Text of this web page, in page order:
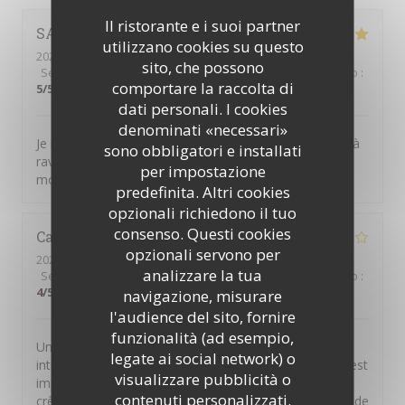
Il ristorante e i suoi partner
utilizzano cookies su questo
sito, che possono
comportare la raccolta di
dati personali. I cookies
denominati «necessari»
sono obbligatori e installati
per impostazione
predefinita. Altri cookies
opzionali richiedono il tuo
consenso. Questi cookies
opzionali servono per
analizzare la tua
navigazione, misurare
l'audience del sito, fornire
funzionalità (ad esempio,
legate ai social network) o
visualizzare pubblicità o
contenuti personalizzati.
SANDRINE M
2025-12-28
- 11:30 - Ospiti 3
Servizio
Atmosfera :5/5 Cucina:5/5 Qualità / Prezzo :
5/5
Je me suis régalée !!!! C'était super bon, frais, un choix à
ravir toutes les papilles. Merci beaucoup pour ce
moment de plaisir
Catherine D
2025-12-14
- 12:30 - Ospiti 4
Servizio
Atmosfera:4/5 Cucina:4/5 Qualità / Prezzo :
4/5
Un point crucial à améliorer : quand on réserve via
internet et qu'on a besoin de joindre par téléphone, c'est
impossible. Rajouter autre chose que des quiches,
crêpes et burgers et peut être aussi accorder un verre de